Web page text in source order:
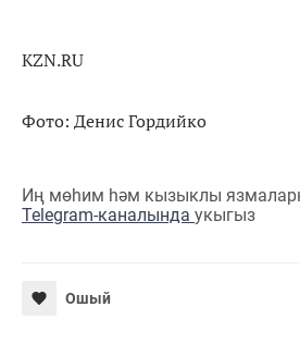
KZN.RU
Фото: Денис Гордийко
Иң мөһим һәм кызыклы
Telegram-каналында укыгыз
Ошый